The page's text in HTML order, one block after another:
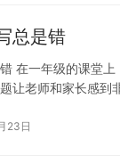
总是错
在一年级的课堂
让老师和家长感
23日